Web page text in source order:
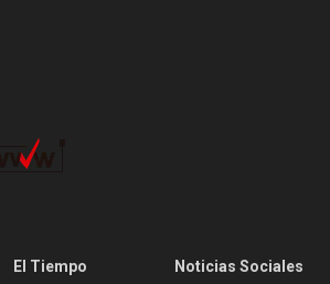
El Tiempo
Noticias Sociales